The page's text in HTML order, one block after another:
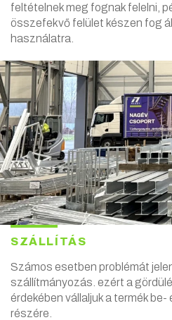
feltételnek meg fognak felelni,
összefekvő felület készen fog
használatra.
SZÁLLÍTÁS
Számos esetben problémát
szállítmányozás. ezért a
érdekében vállaljuk a termék
részére.